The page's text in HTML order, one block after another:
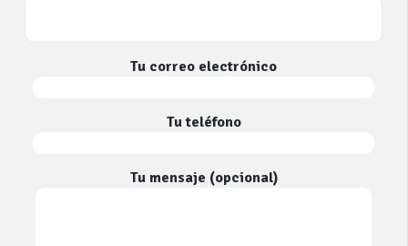
Tu correo electrónico
Tu teléfono
Tu mensaje (opcional)